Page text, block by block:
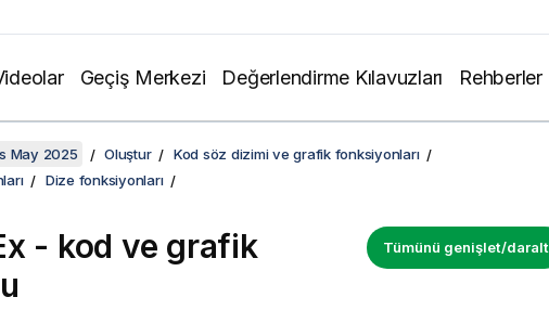
Geçiş Merkezi Değerlendirme Kılavuzları Rehberler
May 2025 Oluştur
Kod söz dizimi ve grafik fonksiyonları
Dize fonksiyonları
Tümünü genişlet/daralt
- kod ve grafik